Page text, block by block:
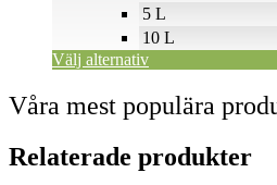
5 L
10 L
Välj alternativ
produktsidan
Våra mest populära
Relaterade produkter